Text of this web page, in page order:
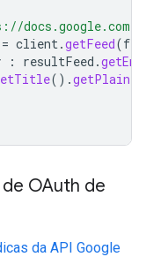
= client.getFeed(
: resultFeed .
().
OAuth de
da API Google